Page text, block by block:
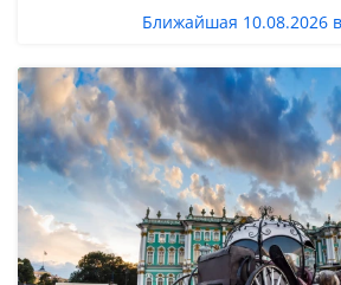
Ближайшая 10.08.2026